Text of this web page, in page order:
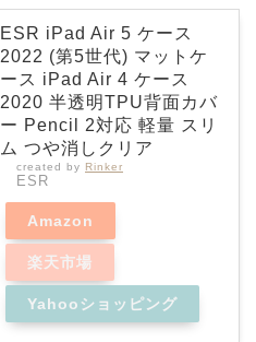
ESR iPad Air 5 ケース
2022 (第5世代) マットケ
ース iPad Air 4 ケース
2020 半透明TPU背面カバ
ー Pencil 2対応 軽量 スリ
ム つや消しクリア
created by Rinker
ESR
Amazon
楽天市場
Yahooショッピング